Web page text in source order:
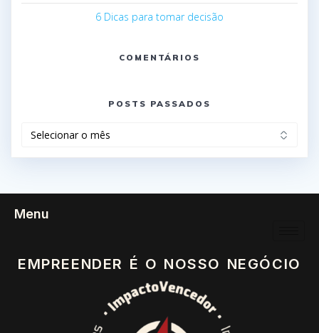
6 Dicas para tomar decisão
COMENTÁRIOS
POSTS PASSADOS
Menu
EMPREENDER É O NOSSO NEGÓCIO